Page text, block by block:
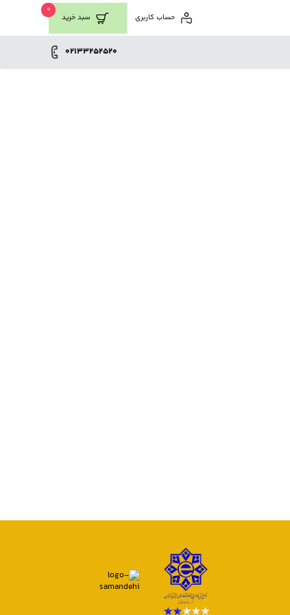
سبد خرید
0
حساب کاربری
02133252520